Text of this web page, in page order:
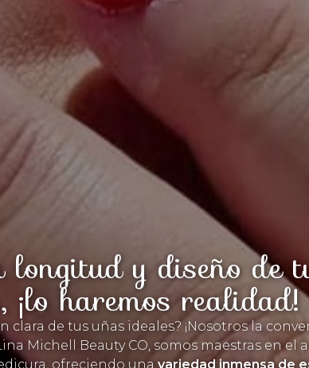
longitud y diseño de
¡lo haremos realidad!
clara de tus uñas ideales? ¡Nosotros la
Michell Beauty CO, somos maestras en el
ofreciendo una variedad inmensa de